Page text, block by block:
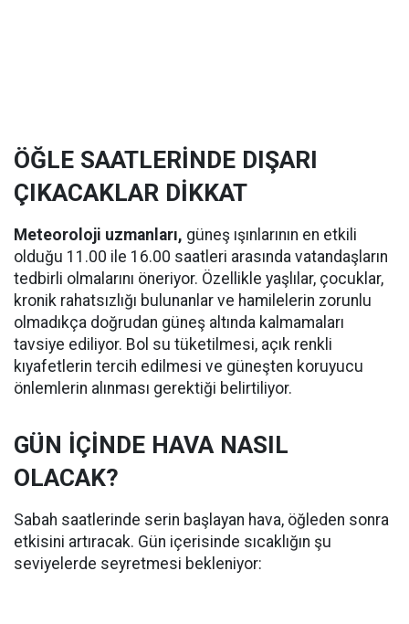
ÖĞLE SAATLERİNDE DIŞARI
ÇIKACAKLAR DİKKAT
Meteoroloji uzmanları, güneş ışınlarının en etkili
olduğu 11.00 ile 16.00 saatleri arasında vatandaşların
tedbirli olmalarını öneriyor. Özellikle yaşlılar, çocuklar,
kronik rahatsızlığı bulunanlar ve hamilelerin zorunlu
olmadıkça doğrudan güneş altında kalmamaları
tavsiye ediliyor. Bol su tüketilmesi, açık renkli
kıyafetlerin tercih edilmesi ve güneşten koruyucu
önlemlerin alınması gerektiği belirtiliyor.
GÜN İÇİNDE HAVA NASIL
OLACAK?
Sabah saatlerinde serin başlayan hava, öğleden sonra
etkisini artıracak. Gün içerisinde sıcaklığın şu
seviyelerde seyretmesi bekleniyor: